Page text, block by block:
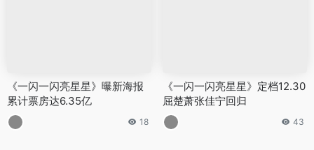
《一闪一闪亮星星》曝新海报
累计票房达6.35亿
18
《一闪一闪亮星星》定档12.30
屈楚萧张佳宁回归
43